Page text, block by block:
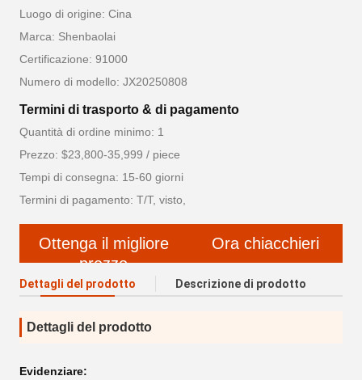
Luogo di origine: Cina
Marca: Shenbaolai
Certificazione: 91000
Numero di modello: JX20250808
Termini di trasporto & di pagamento
Quantità di ordine minimo: 1
Prezzo: $23,800-35,999 / piece
Tempi di consegna: 15-60 giorni
Termini di pagamento: T/T, visto,
Ottenga il migliore
prezzo
Ora chiacchieri
Dettagli del prodotto Descrizione di prodotto
Dettagli del prodotto
Evidenziare: